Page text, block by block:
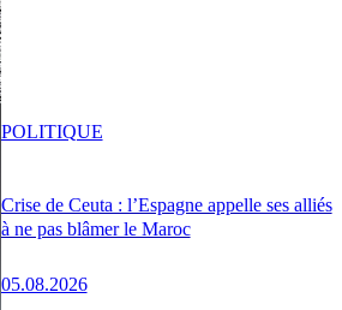
Crise de Ceuta : l’Espagne appelle ses alliés
à ne pas blâmer le Maroc
05.08.2026
POLITIQUE